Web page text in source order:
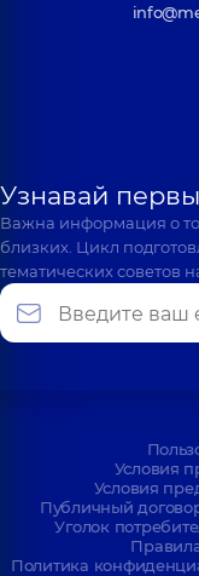
Узнавай
Важна информация о
близких. Цикл
тематических советов
Условия
Условия
Публичный
Уголок
Политика